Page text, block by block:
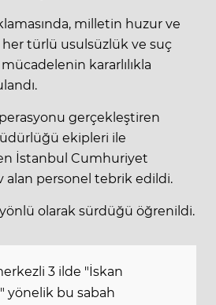
milletin huzur ve
türlü usulsüzlük ve suç
kararlılıkla
gerçekleştiren
ekipleri ile
İstanbul Cumhuriyet
alan personel tebrik edildi.
olarak sürdüğü öğrenildi.
3 ilde "İskan
yönelik bu sabah